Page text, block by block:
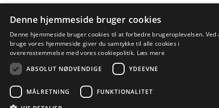
Denne hjemmeside bruger cookies
Denne hjemmeside bruger cookies til at forbedre brugeroplevelsen. Ved
bruge vores hjemmeside giver du samtykke til alle cookies i
overensstemmelse med vores cookiepolitik. Læs mere
ABSOLUT NØDVENDIGE
YDEEVNE
MÅLRETNING FUNKTIONALITET